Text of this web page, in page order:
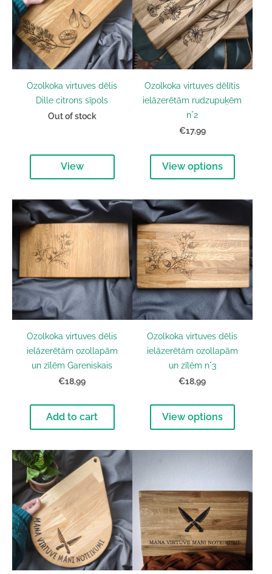
Ozolkoka virtuves dēlis
Dille citrons sīpols
Out of stock
View
Ozolkoka virtuves dēlītis
ielāzerētām rudzupuķēm
n°2
€17,99
View options
Ozolkoka virtuves dēlis
ielāzerētām ozollapām
un zīlēm Gareniskais
€18,99
Add to cart
Ozolkoka virtuves dēlis
ielāzerētām ozollapām
un zīlēm n°3
€18,99
View options